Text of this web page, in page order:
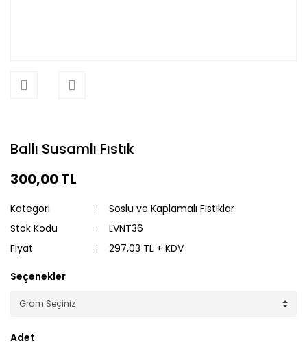
Ballı Susamlı Fıstık
300,00 TL
Kategori
Soslu ve Kaplamalı Fıstıklar
Stok Kodu
LVNT36
Fiyat
297,03 TL + KDV
Seçenekler
Adet